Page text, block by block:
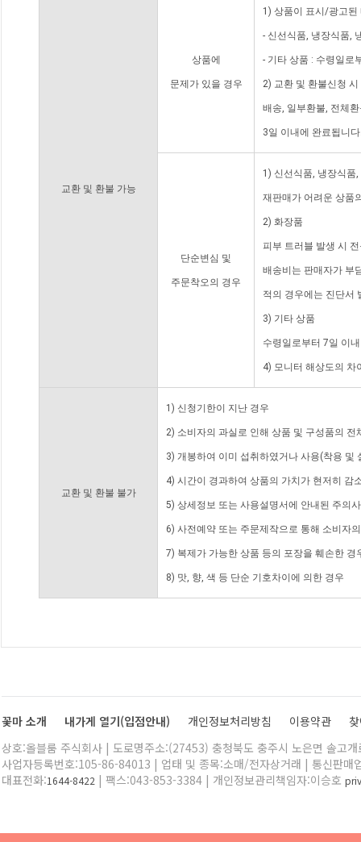
교환 및 환불 가능
상품에
문제가 있을 경우
1) 상품이 표시/광고된
- 신선식품, 냉장식품,
- 기타 상품 : 수령일로
2) 교환 및 환불신청
배송, 일부환불, 전체
3일 이내에 완료됩니
단순변심 및
주문착오의 경우
1) 신선식품, 냉장식품
재판매가 어려운 상품
2) 화장품
피부 트러블 발생 시
배송비는 판매자가 부
적의 경우에는 진단서
3) 기타 상품
수령일로부터 7일 이
4) 모니터 해상도의 차
교환 및 환불 불가
1) 신청기한이 지난 경우
2) 소비자의 과실로 인해 상품 및 구성품의
3) 개봉하여 이미 섭취하였거나 사용(착용 및
4) 시간이 경과하여 상품의 가치가 현저히 감
5) 상세정보 또는 사용설명서에 안내된 주의
6) 사전예약 또는 주문제작으로 통해 소비자
7) 복제가 가능한 상품 등의 포장을 훼손한 경
8) 맛, 향, 색 등 단순 기호차이에 의한 경우
꽃마 소개 내가게 열기(입점안내) 개인정보처리방침 이용약관
상호:올블룸 주식회사 | 도로명주소:(27453) 충청북도 충주시 노은면 솔고
사업자등록번호:105-86-84013 | 업태 및 종목:소매/전자상거래 | 통신판매
대표전화:1644-8422 | 팩스:043-853-3384 | 개인정보관리책임자:이승호